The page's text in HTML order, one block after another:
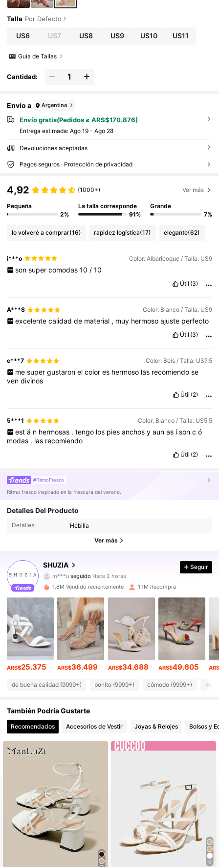
Talla Por Defecto
US6 US7 US8 US9 US10 US11
Guía de Tallas
Cantidad:
Envío a Argentina
Envío gratis(Pedidos ≥ ARS$170.876)
Entrega estimada: Ago 19 - Ago 28
Devoluciones aceptadas
Pagos seguros · Protección de privacidad
4,92 (1000+) Ver más
Pequeña
2%
La talla corresponde
91%
Grande
7%
lo volveré a comprar(16) rapidez logística(17) elegante(62)
i***o Color: Albaricoque / Talla: US9
son super comodas 10 / 10
Útil (3)
A***S Color: Blanco / Talla: US9
excelente calidad de material , muy hermoso ajuste perfecto
Útil (3)
e***7 Color: Beis / Talla: US7.5
me super gustaron el color es hermoso las recomiendo se
vendivinos
Útil (2)
5***1 Color: Blanco / Talla: US5.5
est á n hermosas . tengo los pies anchos y aun as íson c ó
modas . las recomiendo
Útil (2)
#RitmoFresco
Ritmo fresco inspirado en la frescura del verano.
Detalles Del Producto
Detalles: Hebilla
Ver más
SHUZIA
4,90 769K Seguidores
769K Seguidores
4,90
m***u seguido Hace 2 horas
4,90
4,90 769K Seguidores
4,90 769K Seguidores
769K Seguidores
4,90
769K Seguidores
Seguir
1.8M Vendido recientemente 1.1M Recompra
ARS$25.375 ARS$36.499 ARS$34.688 ARS$49.605
de buena calidad (9999+) bonito (9999+) cómodo (9999+) muy
También Podría Gustarte
Recomendados Accesorios de Vestir Joyas & Relojes Bolsos y
6